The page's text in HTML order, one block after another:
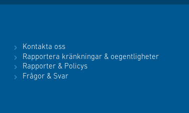
Kontakta oss
Rapportera kränkningar & oegentligheter
Rapporter & Policys
Frågor & Svar